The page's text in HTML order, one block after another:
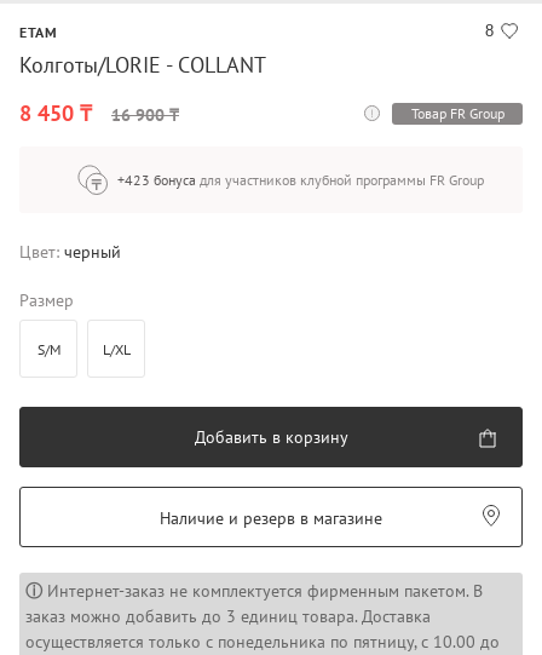
8
ETAM
Колготы/LORIE - COLLANT
8 450 ₸
16 900 ₸ Товар FR Group
+423 бонуса для участников клубной программы FR Group
Цвет: черный
Размер
S/M L/XL
Добавить в корзину
Наличие и резерв в магазине
ⓘ Интернет-заказ не комплектуется фирменным пакетом. В
заказ можно добавить до 3 единиц товара. Доставка
осуществляется только с понедельника по пятницу, с 10.00 до